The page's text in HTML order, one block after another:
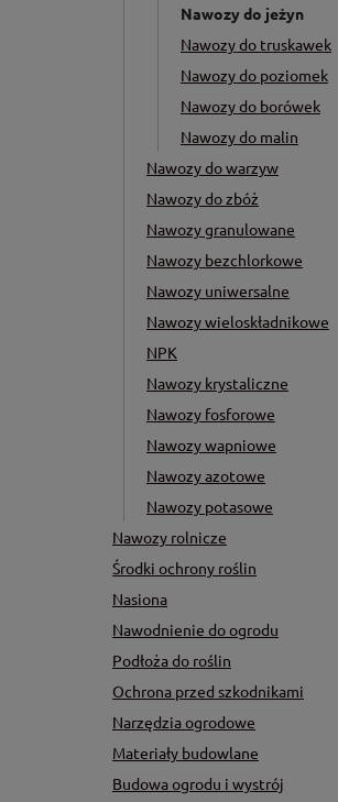
Nawozy do jeżyn
Nawozy do truskawek
Nawozy do poziomek
Nawozy do borówek
Nawozy do malin
Nawozy do warzyw
Nawozy do zbóż
Nawozy granulowane
Nawozy bezchlorkowe
Nawozy uniwersalne
Nawozy wieloskładnikowe
NPK
Nawozy krystaliczne
Nawozy fosforowe
Nawozy wapniowe
Nawozy azotowe
Nawozy potasowe
Nawozy rolnicze
Środki ochrony roślin
Nasiona
Nawodnienie do ogrodu
Podłoża do roślin
Ochrona przed szkodnikami
Narzędzia ogrodowe
Materiały budowlane
Budowa ogrodu i wystrój